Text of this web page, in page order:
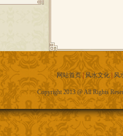
网站首页|风水文化|风
Copyright 2013 @ All Rights